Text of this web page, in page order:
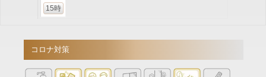
15時
コロナ対策